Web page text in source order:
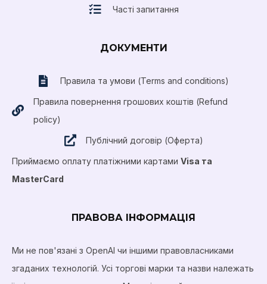
Часті запитання
ДОКУМЕНТИ
Правила та умови (Terms and conditions)
Правила повернення грошових коштів (Refund
policy)
Публічний договір (Оферта)
Приймаємо оплату платіжними картами Visa та
MasterCard
ПРАВОВА ІНФОРМАЦІЯ
Ми не пов'язані з OpenAI чи іншими правовласниками
згаданих технологій. Усі торгові марки та назви належать